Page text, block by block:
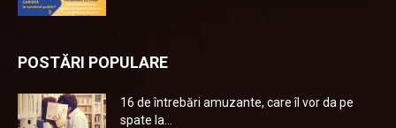
POSTĂRI POPULARE
16 de întrebări amuzante, care îl vor da pe
spate la...